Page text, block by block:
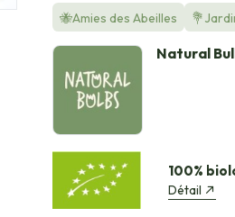
🐝Amies des Abeilles
Natural
100%
Détail